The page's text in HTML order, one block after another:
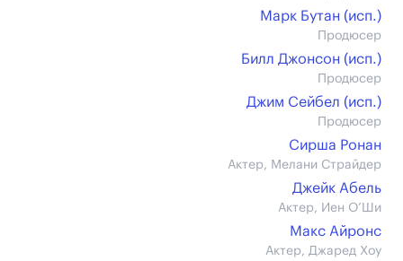
Марк Бутан (иcп.)
Продюсер
Билл Джонсон (иcп.)
Продюсер
Джим Сейбел (иcп.)
Продюсер
Сирша Ронан
Актер, Мелани Страйдер
Джейк Абель
Актер, Иен О’Ши
Макс Айронс
Актер, Джаред Хоу